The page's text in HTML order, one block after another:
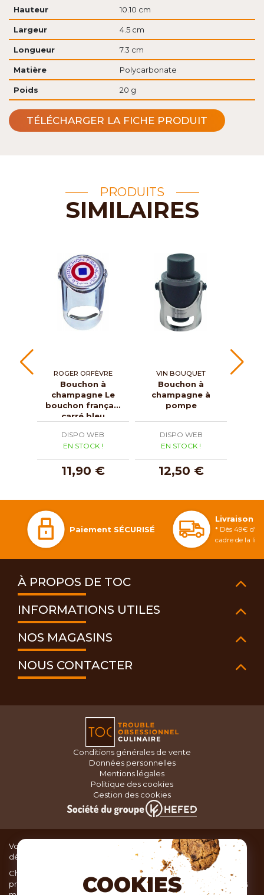
Hauteur 10.10 cm
Largeur 4.5 cm
Longueur 7.3 cm
Matière Polycarbonate
Poids 20 g
TÉLÉCHARGER LA FICHE PRODUIT
PRODUITS
SIMILAIRES
ROGER ORFÈVRE
Bouchon à
champagne Le
bouchon français
carré bleu
DISPO WEB
EN STOCK !
11,90 €
VIN BOUQUET
Bouchon à
champagne à
pompe
DISPO WEB
EN STOCK !
12,50 €
Paiement SÉCURISÉ
Livraison
* Dès 49€
cadre de la
À PROPOS DE TOC
INFORMATIONS UTILES
NOS MAGASINS
NOUS CONTACTER
Conditions générales de vente
Données personnelles
Mentions légales
Politique des cookies
Gestion des cookies
Vous recherchez du matériel de cuisine pour concocter de
délicieux plats ou des pâtisseries dignes d’un grand chef ?
Chez TOC, boutique d’ustensiles de cuisine, nous vous
proposons une large sélection de produits issus des meilleures
COOKIES